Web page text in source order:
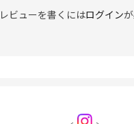
ビューを書くにはログイン